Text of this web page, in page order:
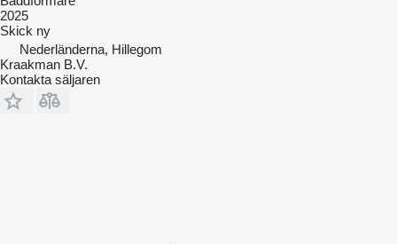
2025
Skick ny
Nederländerna, Hillegom
Kraakman B.V.
Kontakta säljaren